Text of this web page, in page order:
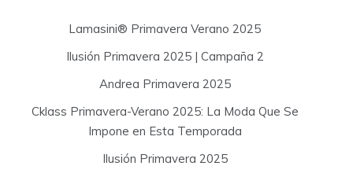
r
:
Lamasini® Primavera Verano 2025
Ilusión Primavera 2025 | Campaña 2
Andrea Primavera 2025
Cklass Primavera-Verano 2025: La Moda Que Se
Impone en Esta Temporada
Ilusión Primavera 2025